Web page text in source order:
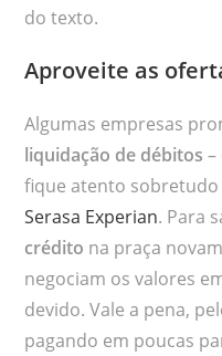
do texto.
Aproveite as
Algumas empresas
liquidação de débitos –
fique atento
Serasa Experian. Para
crédito na praça
negociam os valores
devido. Vale a pena,
pagando em poucas